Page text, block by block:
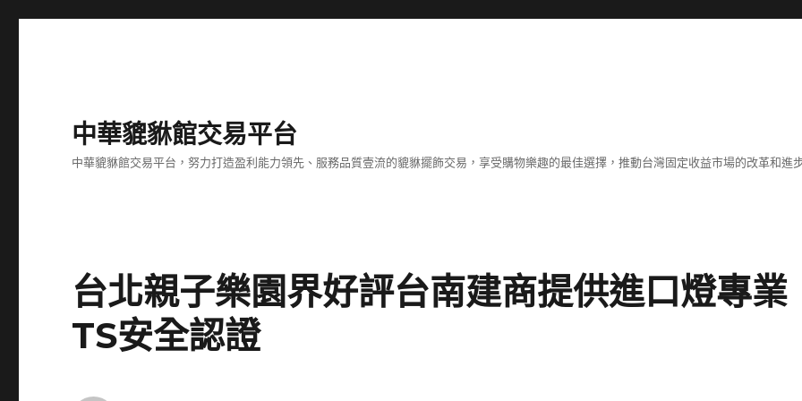
中華貔貅館交易平台
中華貔貅館交易平台，努力打造盈利能力領先、服務品質壹流的貔貅擺飾交易，享受購物樂趣的最佳選擇，推動台灣固定收益市場的改革和進
台北親子樂園界好評台南建商提供進口燈專業
TS安全認證